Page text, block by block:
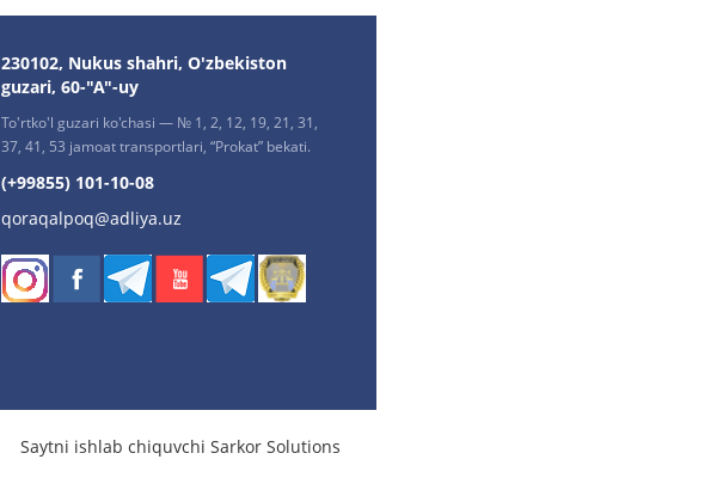
230102, Nukus shahri, O'zbekiston
guzari, 60-"A"-uy
To'rtko'l guzari ko'chasi — № 1, 2, 12, 19, 21, 31,
37, 41, 53 jamoat transportlari, “Prokat” bekati.
(+99855) 101-10-08
qoraqalpoq@adliya.uz
Saytni ishlab chiquvchi Sarkor Solutions